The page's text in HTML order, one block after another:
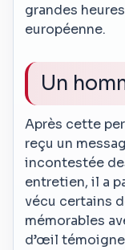
grandes
européenne.
Un
Après cette
reçu un
incontestée
entretien, il a
vécu certains
mémorables
d’œil témoigne